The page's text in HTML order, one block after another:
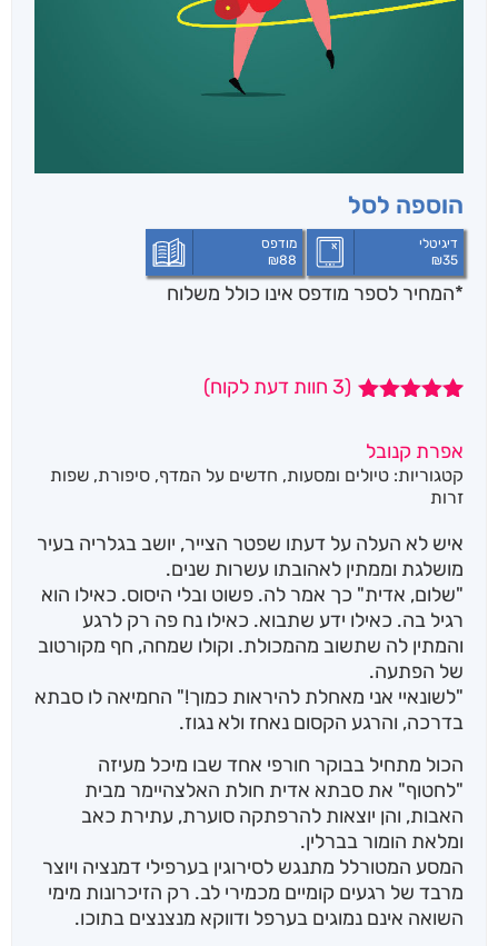
הוספה לסל
דיגיטלי
₪35
מודפס
₪88
*המחיר לספר מודפס אינו כולל משלוח
מבוסס על
דירוגים של
לקוחות
(
3 חוות דעת לקוח)
אפרת קנובל
קטגוריות: טיולים ומסעות, חדשים על המדף, סיפורת, שפות
זרות
איש לא העלה על דעתו שפטר הצייר, יושב בגלריה בעיר
מושלגת וממתין לאהובתו עשרות שנים.
"שלום, אדית" כך אמר לה. פשוט ובלי היסוס. כאילו הוא
רגיל בה. כאילו ידע שתבוא. כאילו נח פה רק לרגע
והמתין לה שתשוב מהמכולת. וקולו שמחה, חף מקורטוב
של הפתעה.
"לשונאיי אני מאחלת להיראות כמוך!" החמיאה לו סבתא
בדרכה, והרגע הקסום נאחז ולא נגוז.
הכול מתחיל בבוקר חורפי אחד שבו מיכל מעיזה
"לחטוף" את סבתא אדית חולת האלצהיימר מבית
האבות, והן יוצאות להרפתקה סוערת, עתירת כאב
ומלאת הומור בברלין.
המסע המטורלל מתנגש לסירוגין בערפילי דמנציה ויוצר
מרבד של רגעים קומיים מכמירי לב. רק הזיכרונות מימי
השואה אינם נמוגים בערפל ודווקא מנצנצים בתוכו.